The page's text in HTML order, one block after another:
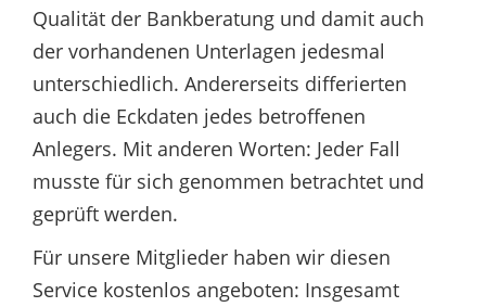
Qualität der Bankberatung und damit auch
der vorhandenen Unterlagen jedesmal
unterschiedlich. Andererseits differierten
auch die Eckdaten jedes betroffenen
Anlegers. Mit anderen Worten: Jeder Fall
musste für sich genommen betrachtet und
geprüft werden.
Für unsere Mitglieder haben wir diesen
Service kostenlos angeboten: Insgesamt